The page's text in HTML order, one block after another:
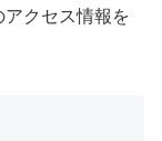
クセス情報を